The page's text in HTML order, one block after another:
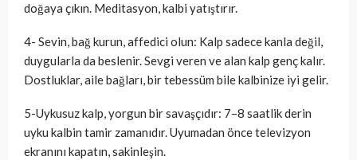
doğaya çıkın. Meditasyon, kalbi yatıştırır.
4️- Sevin, bağ kurun, affedici olun: Kalp sadece kanla değil,
duygularla da beslenir. Sevgi veren ve alan kalp genç kalır.
Dostluklar, aile bağları, bir tebessüm bile kalbinize iyi gelir.
5-Uykusuz kalp, yorgun bir savaşçıdır: 7–8 saatlik derin
uyku kalbin tamir zamanıdır. Uyumadan önce televizyon
ekranını kapatın, sakinleşin.